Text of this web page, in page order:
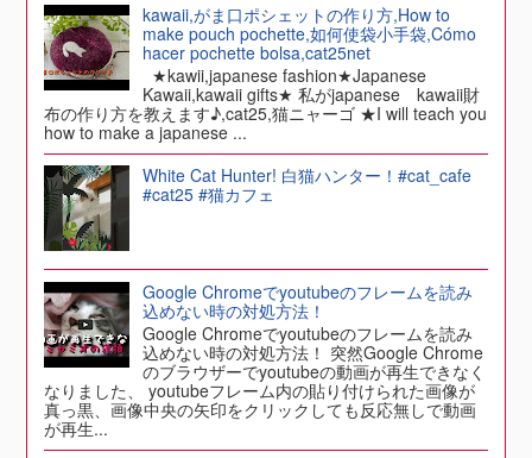
kawaii,がま口ポシェットの作り方,How to
make pouch pochette,如何使袋小手袋,Cómo
hacer pochette bolsa,cat25net
★kawii,japanese fashion★Japanese
Kawaii,kawaii gifts★ 私がjapanese kawaii財
布の作り方を教えます♪,cat25,猫ニャーゴ ★I will teach you
how to make a japanese ...
White Cat Hunter! 白猫ハンター！#cat_cafe
#cat25 #猫カフェ
Google Chromeでyoutubeのフレームを読み
込めない時の対処方法！
Google Chromeでyoutubeのフレームを読み
込めない時の対処方法！ 突然Google Chrome
のブラウザーでyoutubeの動画が再生できなく
なりました、 youtubeフレーム内の貼り付けられた画像が
真っ黒、画像中央の矢印をクリックしても反応無しで動画
が再生...